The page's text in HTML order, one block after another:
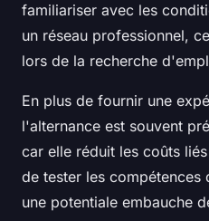
familiariser avec les
un réseau professionnel,
lors de la recherche
En plus de fournir une
l'alternance est souvent
car elle réduit les coûts
de tester les compétences
une potentiale embauche